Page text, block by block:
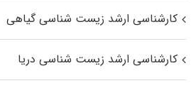
کارشناسی ارشد زیست‌ شناسی گیاهی
کارشناسی ارشد زیست‌ شناسی دریا